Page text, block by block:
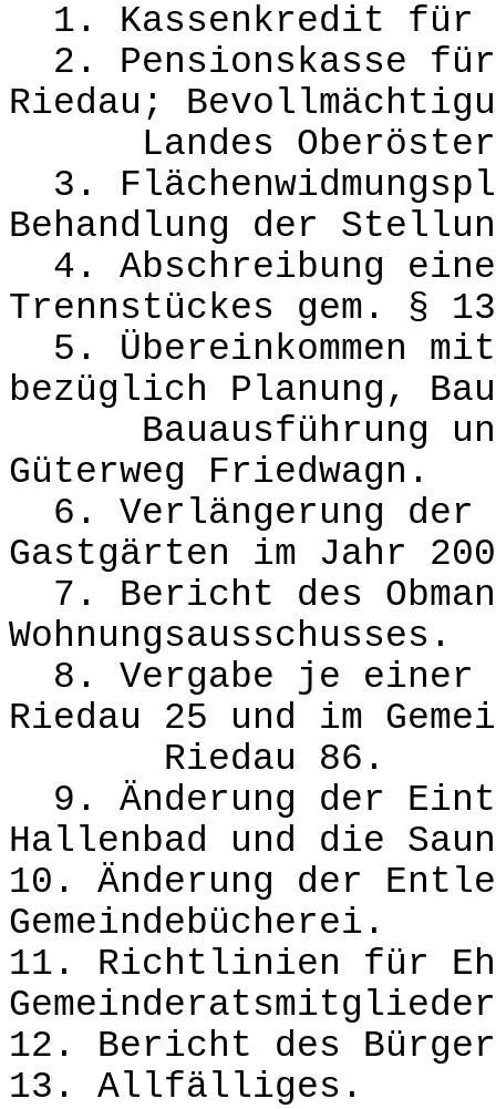
1. Kassenkredit für
2. Pensionskasse für
Riedau;
Landes
3.
Behandlung der
4. Abschreibung
Trennstückes gem. §
5. Übereinkommen
bezüglich Planung,
Bauausführung und
Güterweg Friedwagn.
6. Verlängerung
Gastgärten im Jahr
7. Bericht des
Wohnungsausschusses.
8. Vergabe je einer
Riedau 25 und im
Riedau 86.
9. Änderung der
Hallenbad und die
10. Änderung der
Gemeindebücherei.
11. Richtlinien für
12. Bericht des
13. Allfälliges.